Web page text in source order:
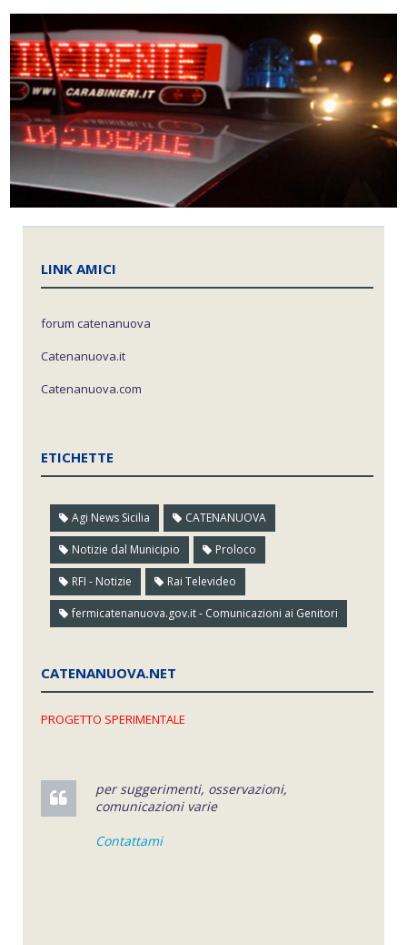
LINK AMICI
forum catenanuova
Catenanuova.it
Catenanuova.com
ETICHETTE
Agi News Sicilia CATENANUOVA
Notizie dal Municipio Proloco
RFI - Notizie Rai Televideo
fermicatenanuova.gov.it - Comunicazioni ai Genitori
CATENANUOVA.NET
PROGETTO SPERIMENTALE
per suggerimenti, osservazioni,
comunicazioni varie
Contattami